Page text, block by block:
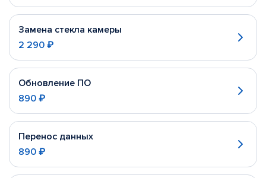
Замена стекла камеры
2 290 ₽
Обновление ПО
890 ₽
Перенос данных
890 ₽